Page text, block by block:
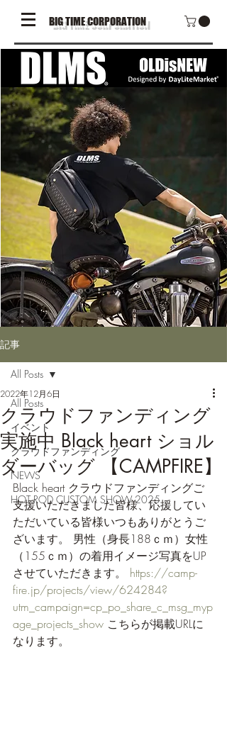
BIG TIME CORPORATION
記事
All Posts
イベント
クラウドファンディング
NEWS
HOT ROD CUSTOM SHOW 2025
All Posts
クラウドファンディング
実施中 Black heart ショル
ダーバッグ 【CAMPFIRE】
2022年12月6日
Black heart クラウドファンディングご
支援いただきました皆様、応援してい
ただいている皆様いつもありがとうご
ざいます。 男性（身長188ｃｍ）女性
（155ｃｍ）の着用イメージ写真をUP
させていただきます。 https://camp-
fire.jp/projects/view/624284?
utm_campaign=cp_po_share_c_msg_myp
age_projects_show こちらが掲載URLに
なります。